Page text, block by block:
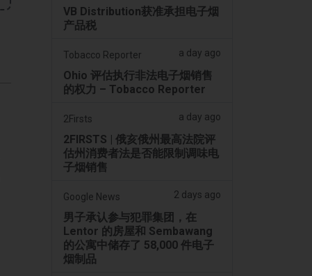
VB Distribution获准承担电子烟
产品税
Tobacco Reporter a day ago
Ohio 评估执行非法电子烟销售
的权力 – Tobacco Reporter
2Firsts a day ago
2FIRSTS | 俄亥俄州最高法院评
估州消费者法是否能限制调味电
子烟销售
Google News 2 days ago
男子承认参与犯罪集团，在
Lentor 的房屋和 Sembawang
的公寓中储存了 58,000 件电子
烟制品